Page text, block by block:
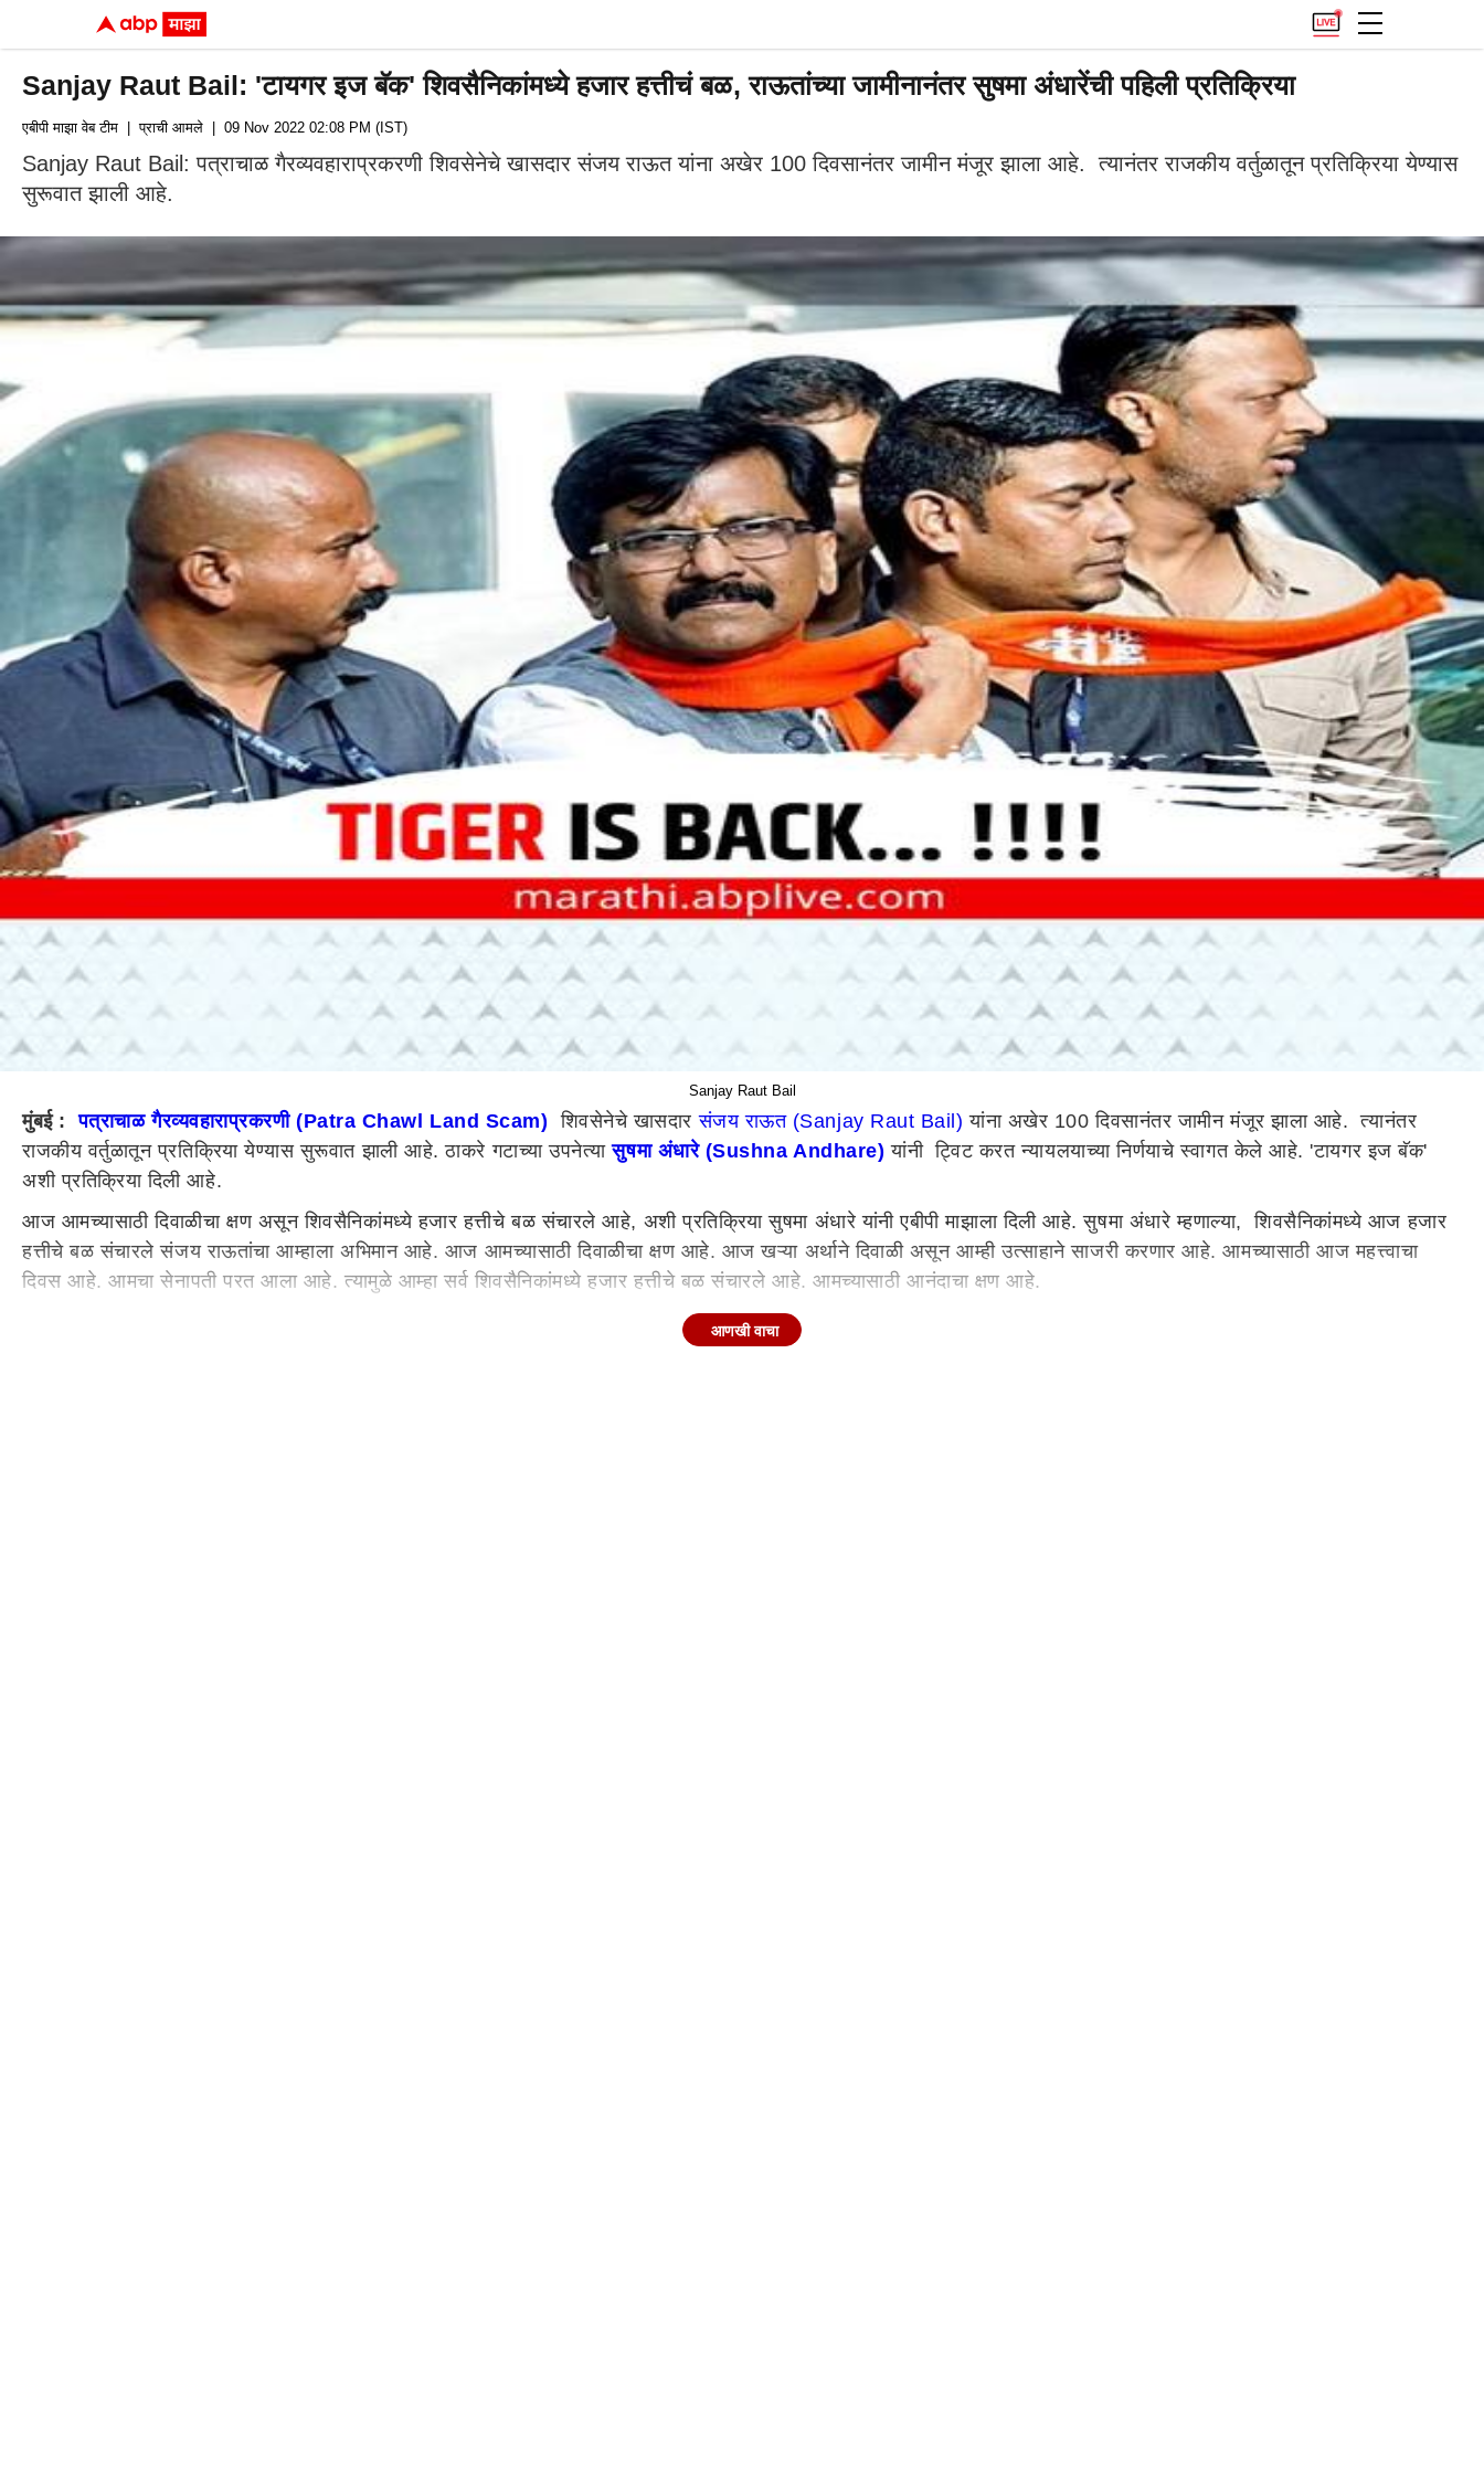
Sanjay Raut Bail: 'टायगर इज बॅक' शिवसैनिकांमध्ये हजार हत्तीचं बळ, राऊतांच्या जामीनानंतर सुषमा अंधारेंची पहिली प्रतिक्रिया
एबीपी माझा वेब टीम | प्राची आमले | 09 Nov 2022 02:08 PM (IST)
Sanjay Raut Bail: पत्राचाळ गैरव्यवहाराप्रकरणी शिवसेनेचे खासदार संजय राऊत यांना अखेर 100 दिवसानंतर जामीन मंजूर झाला आहे. त्यानंतर राजकीय वर्तुळातून प्रतिक्रिया येण्यास
सुरूवात झाली आहे.
Sanjay Raut Bail
मुंबई : पत्राचाळ गैरव्यवहाराप्रकरणी (Patra Chawl Land Scam) शिवसेनेचे खासदारसंजय राऊत (Sanjay Raut Bail) यांना अखेर 100 दिवसानंतर जामीन मंजूर झाला आहे. त्यानंतर
राजकीय वर्तुळातून प्रतिक्रिया येण्यास सुरूवात झाली आहे. ठाकरे गटाच्या उपनेत्यासुषमा अंधारे (Sushna Andhare) यांनी ट्विट करत न्यायलयाच्या निर्णयाचे स्वागत केले आहे. 'टायगर इज बॅक'
अशी प्रतिक्रिया दिली आहे.
आज आमच्यासाठी दिवाळीचा क्षण असून शिवसैनिकांमध्ये हजार हत्तीचे बळ संचारले आहे, अशी प्रतिक्रिया सुषमा अंधारे यांनी एबीपी माझाला दिली आहे. सुषमा अंधारे म्हणाल्या, शिवसैनिकांमध्ये आज हजार
हत्तीचे बळ संचारले संजय राऊतांचा आम्हाला अभिमान आहे. आज आमच्यासाठी दिवाळीचा क्षण आहे. आज खऱ्या अर्थाने दिवाळी असून आम्ही उत्साहाने साजरी करणार आहे. आमच्यासाठी आज महत्त्वाचा
दिवस आहे. आमचा सेनापती परत आला आहे. त्यामुळे आम्हा सर्व शिवसैनिकांमध्ये हजार हत्तीचे बळ संचारले आहे. आमच्यासाठी आनंदाचा क्षण आहे.
आणखी वाचा